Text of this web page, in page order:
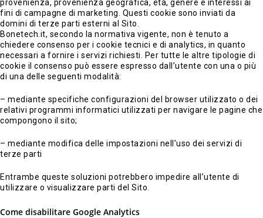
provenienza, provenienza geografica, età, genere e interessi ai
fini di campagne di marketing. Questi cookie sono inviati da
domini di terze parti esterni al Sito.
Bonetech.it, secondo la normativa vigente, non è tenuto a
chiedere consenso per i cookie tecnici e di analytics, in quanto
necessari a fornire i servizi richiesti. Per tutte le altre tipologie di
cookie il consenso può essere espresso dall’utente con una o più
di una delle seguenti modalità:
– mediante specifiche configurazioni del browser utilizzato o dei
relativi programmi informatici utilizzati per navigare le pagine che
compongono il sito;
– mediante modifica delle impostazioni nell’uso dei servizi di
terze parti
Entrambe queste soluzioni potrebbero impedire all’utente di
utilizzare o visualizzare parti del Sito.
Come disabilitare Google Analytics